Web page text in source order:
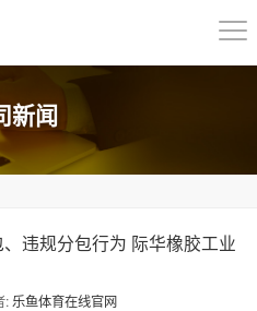
新闻
违规分包行为 际华橡胶工业
: 乐鱼体育在线官网